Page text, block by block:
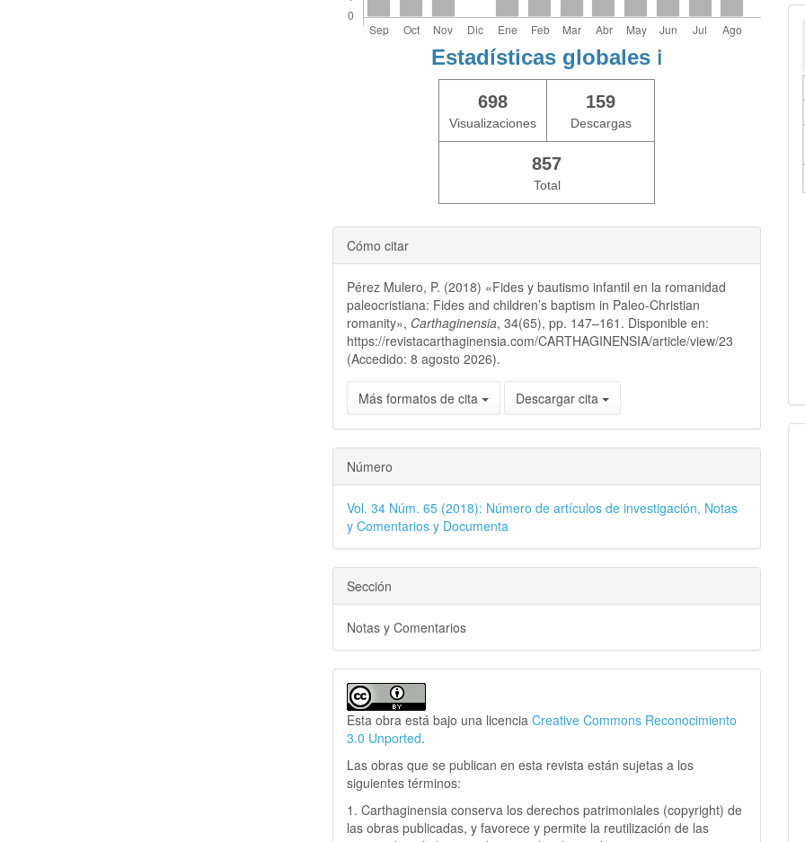
Estadísticas globales ℹ️
698
Visualizaciones
159
Descargas
857
Total
Cómo citar
Pérez Mulero, P. (2018) «Fides y bautismo infantil en la romanidad
paleocristiana: Fides and children’s baptism in Paleo-Christian
romanity», Carthaginensia, 34(65), pp. 147–161. Disponible en:
https://revistacarthaginensia.com/CARTHAGINENSIA/article/view/23
(Accedido: 8 agosto 2026).
Más formatos de cita Descargar cita
Número
Vol. 34 Núm. 65 (2018): Número de artículos de investigación, Notas
y Comentarios y Documenta
Sección
Notas y Comentarios
Esta obra está bajo una licenciaCreative Commons Reconocimiento
3.0 Unported.
Las obras que se publican en esta revista están sujetas a los
siguientes términos:
1. Carthaginensia conserva los derechos patrimoniales (copyright) de
las obras publicadas, y favorece y permite la reutilización de las